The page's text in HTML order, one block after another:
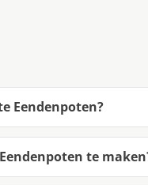
Eendenpoten?
te